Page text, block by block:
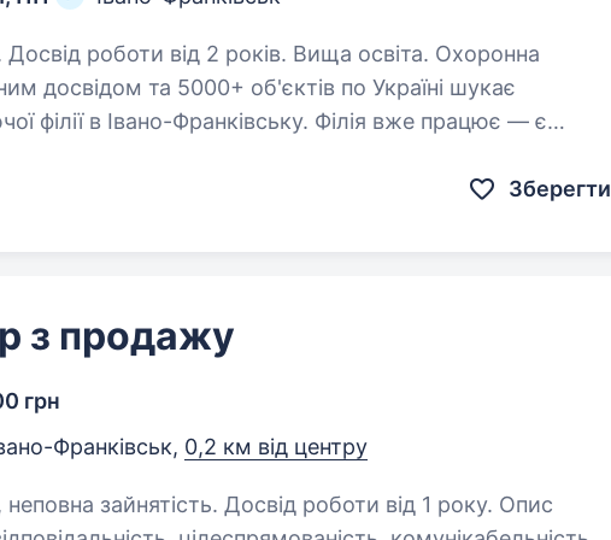
роботи від 2 років. Вища освіта. Охоронна
досвідом та 5000+ об'єктів по Україні шукає
філії в Івано-Франківську. Філія вже працює — є
Зберегти
з продажу
грн
Франківськ, 0,2 км від центру
зайнятість. Досвід роботи від 1 року. Опис